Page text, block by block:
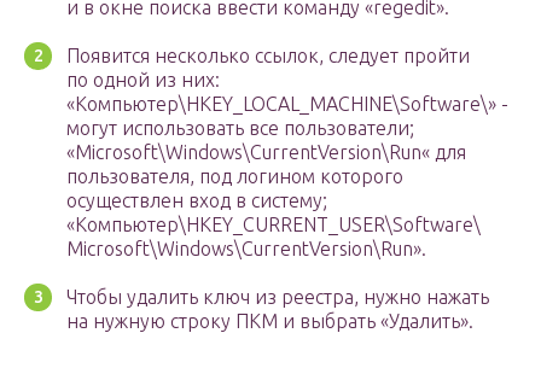
и в окне поиска ввести команду «regedit».
Появится несколько ссылок, следует пройти
по одной из них:
«Компьютер\HKEY_LOCAL_MACHINE\Software\» ­
могут использовать все пользователи;
«Microsoft\Windows\CurrentVersion\Run«­ для
пользователя, под логином которого
осуществлен вход в систему;
«Компьютер\HKEY_CURRENT_USER\Software\
Microsoft\Windows\CurrentVersion\Run».
Чтобы удалить ключ из реестра, нужно нажать
на нужную строку ПКМ и выбрать «Удалить».